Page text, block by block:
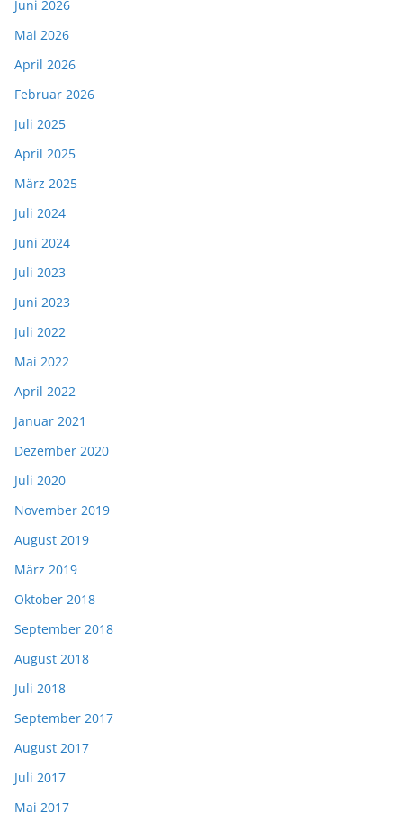
Juni 2026
Mai 2026
April 2026
Februar 2026
Juli 2025
April 2025
März 2025
Juli 2024
Juni 2024
Juli 2023
Juni 2023
Juli 2022
Mai 2022
April 2022
Januar 2021
Dezember 2020
Juli 2020
November 2019
August 2019
März 2019
Oktober 2018
September 2018
August 2018
Juli 2018
September 2017
August 2017
Juli 2017
Mai 2017